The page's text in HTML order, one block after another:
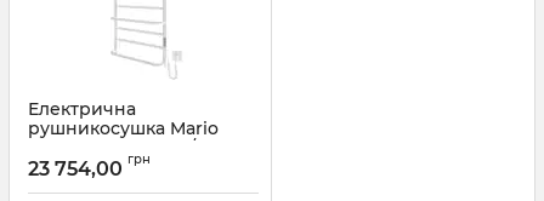
Електрична
рушникосушка Mario
Люксор-I 1100х500/290 TR
К білий глянець
Артикул:2.3.6102.11.P-WG
23 754,00 грн